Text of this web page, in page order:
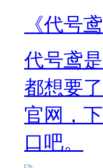
《代号
代号鸢
都想要
官网，
口吧。